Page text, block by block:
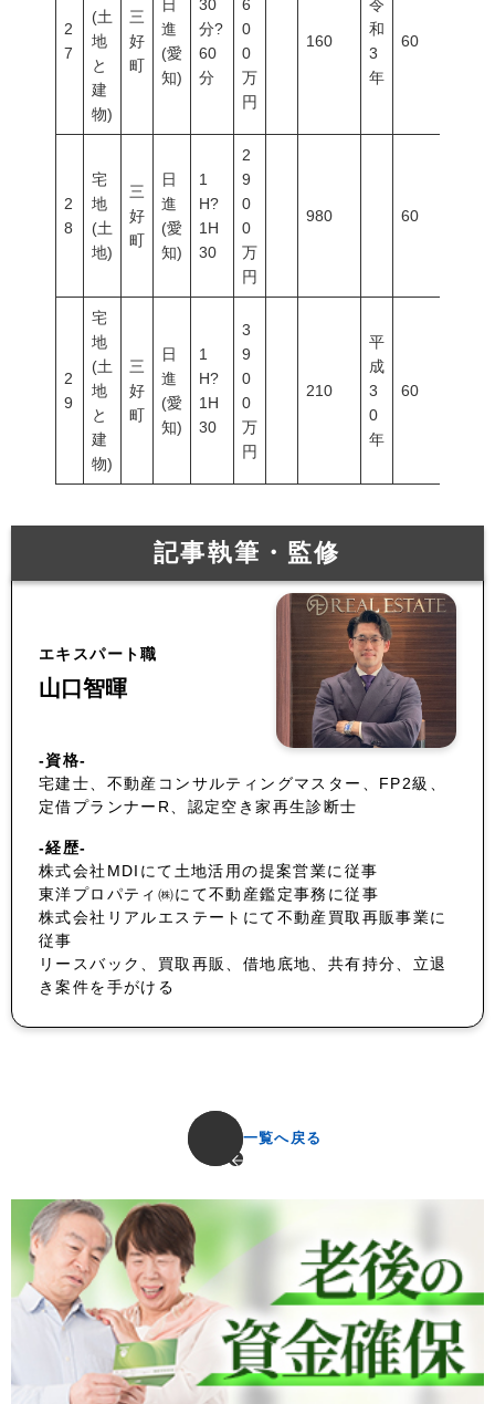
2
7
(土
地
と
建
物)
三
好
町
日
進
(愛
知)
30
分?
60
分
6
0
0
万
円
160
令
和
3
年
60
2
8
宅
地
(土
地)
三
好
町
日
進
(愛
知)
1
H?
1H
30
2
9
0
0
万
円
980 60
2
9
宅
地
(土
地
と
建
物)
三
好
町
日
進
(愛
知)
1
H?
1H
30
3
9
0
0
万
円
210
平
成
3
0
年
60
記事執筆・監修
エキスパート職
山口智暉
-資格-
宅建士、不動産コンサルティングマスター、FP2級、
定借プランナーR、認定空き家再生診断士
-経歴-
株式会社MDIにて土地活用の提案営業に従事
東洋プロパティ㈱にて不動産鑑定事務に従事
株式会社リアルエステートにて不動産買取再販事業に
従事
リースバック、買取再販、借地底地、共有持分、立退
き案件を手がける
一覧へ戻る